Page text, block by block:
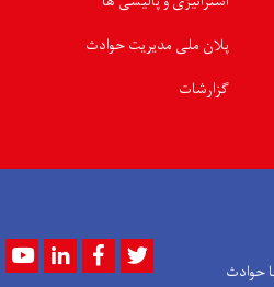
پلان ملی مدیریت حوادث
گزارشات
حوادث
YoutubeLinkedInFacebook